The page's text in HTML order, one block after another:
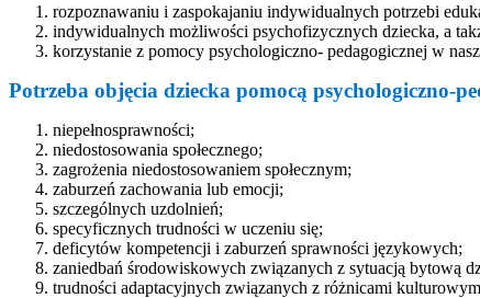
rozpoznawaniu i zaspokajaniu indywidualnych potrzebi
indywidualnych możliwości psychofizycznych dziecka, a
korzystanie z pomocy psychologiczno- pedagogicznej w
Potrzeba objęcia dziecka pomocą psychologiczno-
niepełnosprawności;
niedostosowania społecznego;
zagrożenia niedostosowaniem społecznym;
zaburzeń zachowania lub emocji;
szczególnych uzdolnień;
specyficznych trudności w uczeniu się;
deficytów kompetencji i zaburzeń sprawności językowych;
zaniedbań środowiskowych związanych z sytuacją bytową
trudności adaptacyjnych związanych z różnicami